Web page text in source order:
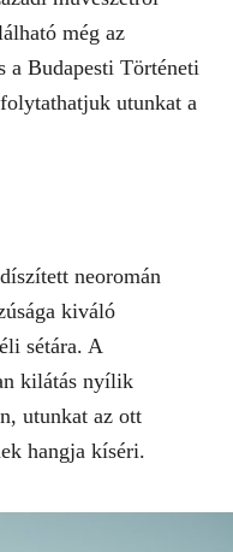
még az
a Budapesti Történeti
utunkat a
neoromán
kiváló
sétára. A
kilátás nyílik
utunkat az ott
hangja kíséri.